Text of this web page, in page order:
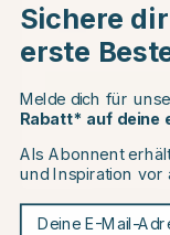
Andere
EU
Sichere
erste
Melde dich für
Rabatt* auf deine
Als Abonnent
und Inspiration vor
Deine E-Mail-